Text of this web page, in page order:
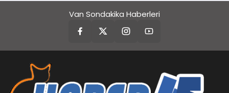
Van Sondakika Haberleri